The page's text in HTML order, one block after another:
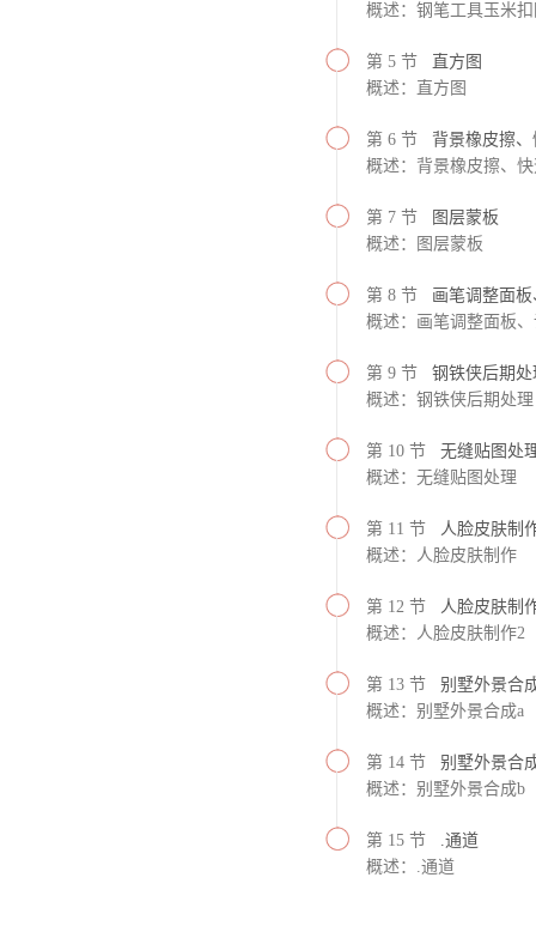
概述：钢笔工具玉米
第 5 节
直方图
概述：直方图
第 6 节 背景橡皮擦
概述：背景橡皮擦、
第 7 节
图层蒙板
概述：图层蒙板
第 8 节 画笔调整面
概述：画笔调整面板
第 9 节 钢铁侠后期处
概述：钢铁侠后期处理
第 10 节 无缝贴图处
概述：无缝贴图处理
第 11 节 人脸皮肤制
概述：人脸皮肤制作
第 12 节 人脸皮肤制
概述：人脸皮肤制作2
第 13 节 别墅外景合
概述：别墅外景合成a
第 14 节 别墅外景合
概述：别墅外景合成b
第 15 节 .通道
概述：.通道